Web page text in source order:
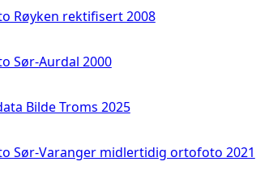
Røyken rektifisert 2008
Sør-Aurdal 2000
Bilde Troms 2025
Sør-Varanger midlertidig ortofoto 2021